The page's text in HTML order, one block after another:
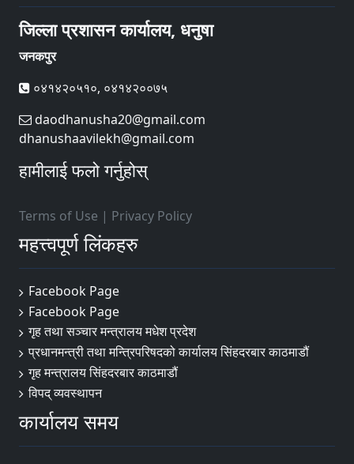
जिल्ला प्रशासन कार्यालय, धनुषा
जनकपुर
०४१४२०५१०, ०४१४२००७५
daodhanusha20@gmail.com
dhanushaavilekh@gmail.com
हामीलाई फलो गर्नुहोस्
Terms of Use | Privacy Policy
महत्त्वपूर्ण लिंकहरु
Facebook Page
Facebook Page
गृह तथा सञ्चार मन्त्रालय मधेश प्रदेश
प्रधानमन्त्री तथा मन्त्रिपरिषदको कार्यालय सिंहदरबार काठमाडौं
गृह मन्त्रालय सिंहदरबार काठमाडौं
विपद् व्यवस्थापन
कार्यालय समय